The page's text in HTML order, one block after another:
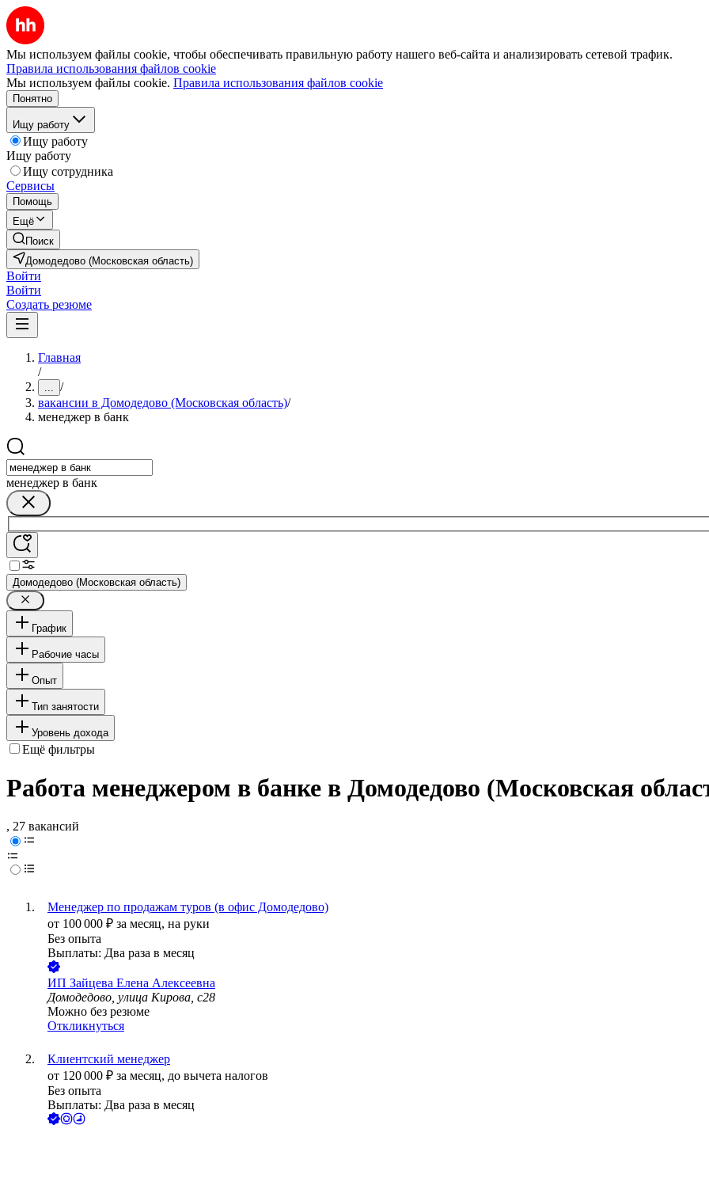
Мы используем файлы cookie, чтобы обеспечивать правильную работу нашего веб-сайта и анализировать сетевой трафик.
Правила использования файлов cookie
Мы используем файлы cookie. Правила использования файлов cookie
Понятно
Ищу работу
Ищу работу
Ищу работу
Ищу сотрудника
Сервисы
Помощь
Ещё
Поиск
Домодедово (Московская область)
Войти
Войти
Создать резюме
Главная
/
... /
вакансии в Домодедово (Московская область)/
менеджер в банк
менеджер в банк
Домодедово (Московская область)
График
Рабочие часы
Опыт
Тип занятости
Уровень дохода
Ещё фильтры
Работа менеджером в банке в Домодедово (Московская
, 27 вакансий
Менеджер по продажам туров (в офис Домодедово)
от 100 000 ₽ за месяц, на руки
Без опыта
Выплаты: Два раза в месяц
ИП Зайцева Елена Алексеевна
Домодедово, улица Кирова, с28
Можно без резюме
Откликнуться
Клиентский менеджер
от 120 000 ₽ за месяц, до вычета налогов
Без опыта
Выплаты: Два раза в месяц